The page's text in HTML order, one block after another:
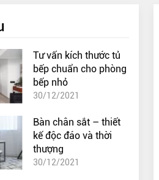
Tư vấn kích thước tủ
bếp chuẩn cho phòng
bếp nhỏ
30/12/2021
Bàn chân sắt – thiết
kế độc đáo và thời
thượng
30/12/2021